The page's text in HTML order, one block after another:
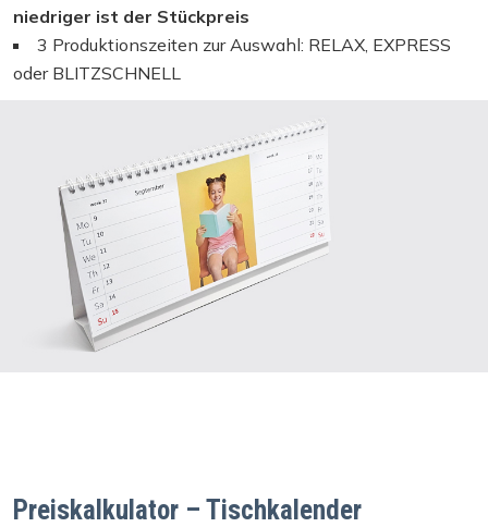
Stempel herstellen
niedriger ist der Stückpreis
3 Produktionszeiten zur Auswahl: RELAX, EXPRESS
oder BLITZSCHNELL
Preiskalkulator – Tischkalender